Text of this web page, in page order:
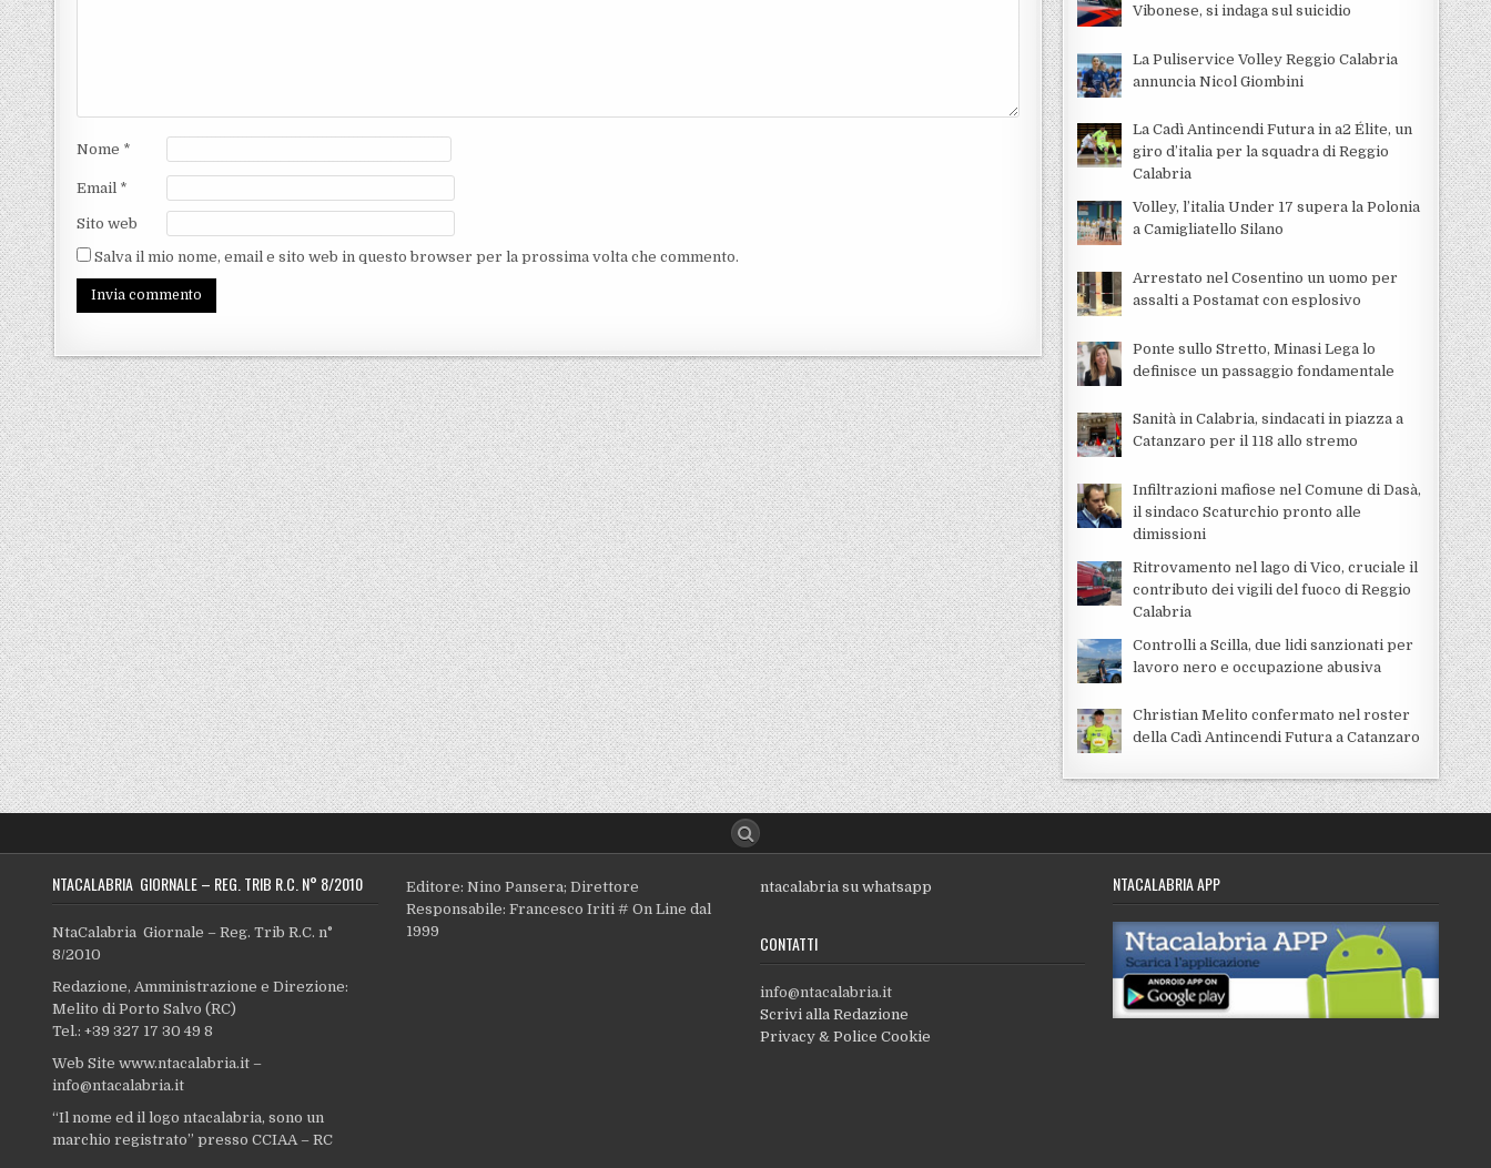
Nome *
Email *
Sito web
Salva il mio nome, email e sito web in questo browser per la prossima volta che commento.
Vibonese, si indaga sul suicidio
La Puliservice Volley Reggio Calabria
annuncia Nicol Giombini
La Cadì Antincendi Futura in a2 Élite, un
giro d’italia per la squadra di Reggio
Calabria
Volley, l’italia Under 17 supera la Polonia
a Camigliatello Silano
Arrestato nel Cosentino un uomo per
assalti a Postamat con esplosivo
Ponte sullo Stretto, Minasi Lega lo
definisce un passaggio fondamentale
Sanità in Calabria, sindacati in piazza a
Catanzaro per il 118 allo stremo
Infiltrazioni mafiose nel Comune di Dasà,
il sindaco Scaturchio pronto alle
dimissioni
Ritrovamento nel lago di Vico, cruciale il
contributo dei vigili del fuoco di Reggio
Calabria
Controlli a Scilla, due lidi sanzionati per
lavoro nero e occupazione abusiva
Christian Melito confermato nel roster
della Cadì Antincendi Futura a Catanzaro
NTACALABRIA GIORNALE – REG. TRIB R.C. N° 8/2010
NtaCalabria Giornale – Reg. Trib R.C. n°
8/2010
Redazione, Amministrazione e Direzione:
Melito di Porto Salvo (RC)
Tel.: +39 327 17 30 49 8
Web Site www.ntacalabria.it –
info@ntacalabria.it
“Il nome ed il logo ntacalabria, sono un
marchio registrato” presso CCIAA – RC
Editore: Nino Pansera; Direttore
Responsabile: Francesco Iriti # On Line dal
1999
ntacalabria su whatsapp
CONTATTI
info@ntacalabria.it
Scrivi alla Redazione
Privacy & Police Cookie
NTACALABRIA APP